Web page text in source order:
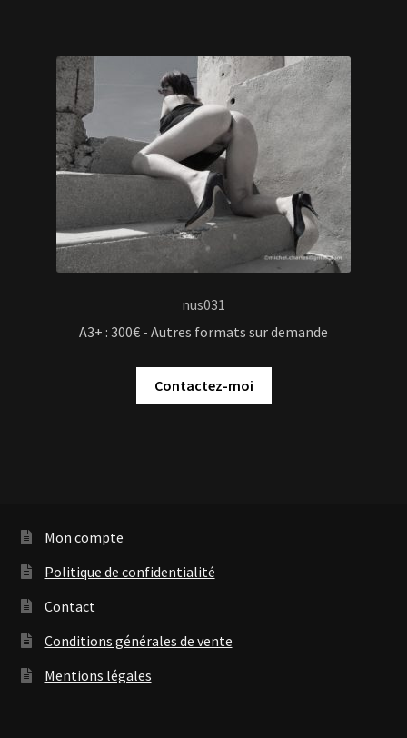
nus031
A3+ : 300€ - Autres formats sur demande
Contactez-moi
Mon compte
Politique de confidentialité
Contact
Conditions générales de vente
Mentions légales